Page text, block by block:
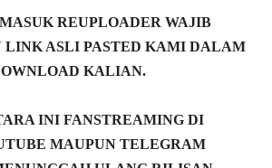
REUPLOADER WAJIB
LINK ASLI PASTED KAMI DALAM
KALIAN.
INI FANSTREAMING DI
MAUPUN TELEGRAM